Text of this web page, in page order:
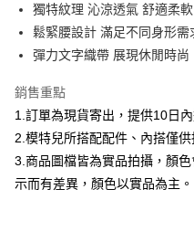
國泰世華商業銀行
臺灣中小企業銀行
匯豐（台灣）商業銀行
聯邦商業銀行
元大商業銀行
台新國際商業銀行
台灣樂天信用卡公司
Apple Pay
街口支付
悠遊付
Google Pay
全盈+PAY
大哥付你分期
獨特紋理 沁涼透氣 舒適柔軟
鬆緊腰設計 滿足不同身形需
彈力文字織帶 展現休閒時尚
銷售重點
1.訂單為現貨寄出，提供10日內
2.模特兒所搭配配件、內搭僅
3.商品圖檔皆為實品拍攝，顏
示而有差異，顏色以實品為主。